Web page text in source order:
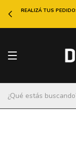
REALIZÁ TUS